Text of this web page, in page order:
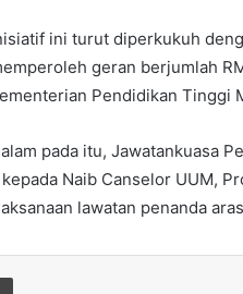
ini turut diperkukuh
geran berjumlah
Pendidikan Tinggi
pada itu, Jawatankuasa
Naib Canselor UUM,
lawatan penanda